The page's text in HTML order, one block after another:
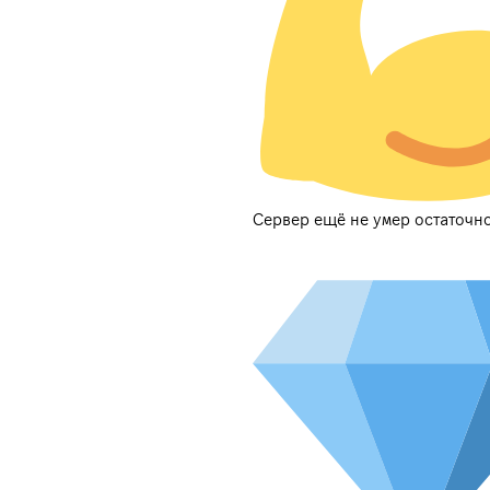
Сервер ещё не умер